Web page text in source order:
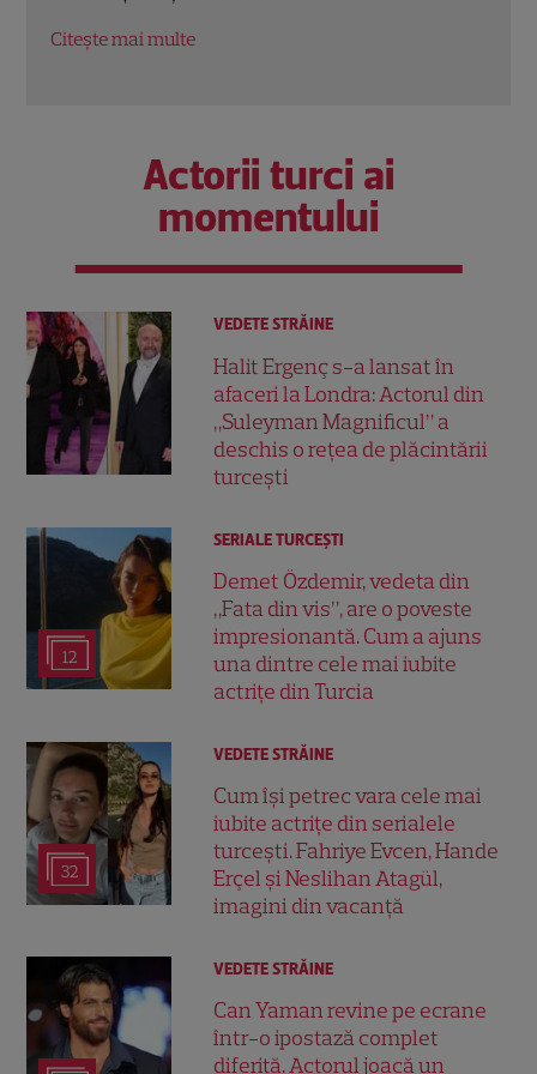
Citește mai multe
Actorii turci ai
momentului
VEDETE STRĂINE
Halit Ergenç s-a lansat în
afaceri la Londra: Actorul din
„Suleyman Magnificul” a
deschis o rețea de plăcintării
turcești
12
SERIALE TURCEŞTI
Demet Özdemir, vedeta din
„Fata din vis”, are o poveste
impresionantă. Cum a ajuns
una dintre cele mai iubite
actrițe din Turcia
32
VEDETE STRĂINE
Cum își petrec vara cele mai
iubite actrițe din serialele
turcești. Fahriye Evcen, Hande
Erçel și Neslihan Atagül,
imagini din vacanță
VEDETE STRĂINE
Can Yaman revine pe ecrane
într-o ipostază complet
diferită. Actorul joacă un